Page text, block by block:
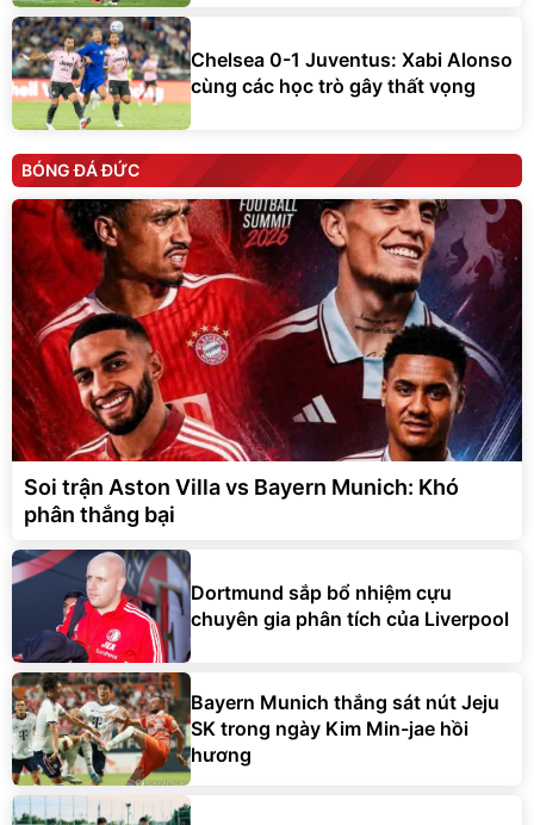
Chelsea 0-1 Juventus: Xabi Alonso
cùng các học trò gây thất vọng
BÓNG ĐÁ ĐỨC
Soi trận Aston Villa vs Bayern Munich: Khó
phân thắng bại
Dortmund sắp bổ nhiệm cựu
chuyên gia phân tích của Liverpool
Bayern Munich thắng sát nút Jeju
SK trong ngày Kim Min-jae hồi
hương